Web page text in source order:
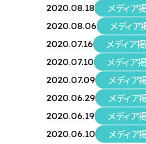
2020.08.18 メディア
2020.08.06 メディア
2020.07.16 メディア
2020.07.10 メディア
2020.07.09 メディア
2020.06.29 メディア
2020.06.19 メディア
2020.06.10 メディア